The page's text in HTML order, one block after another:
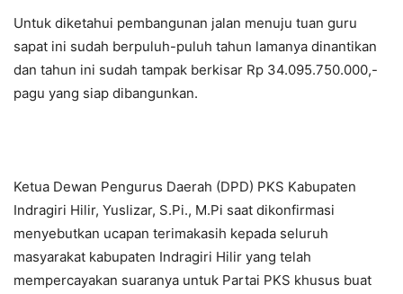
Untuk diketahui pembangunan jalan menuju tuan guru
sapat ini sudah berpuluh-puluh tahun lamanya dinantikan
dan tahun ini sudah tampak berkisar Rp 34.095.750.000,-
pagu yang siap dibangunkan.
Ketua Dewan Pengurus Daerah (DPD) PKS Kabupaten
Indragiri Hilir, Yuslizar, S.Pi., M.Pi saat dikonfirmasi
menyebutkan ucapan terimakasih kepada seluruh
masyarakat kabupaten Indragiri Hilir yang telah
mempercayakan suaranya untuk Partai PKS khusus buat